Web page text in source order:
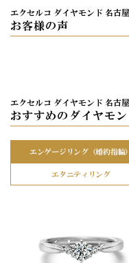
エクセルコ ダイヤモンド 名古
お客様の声
エクセルコ ダイヤモンド 名古
おすすめのダイヤモ
エンゲージリング（婚約指輪）
エタニティリング